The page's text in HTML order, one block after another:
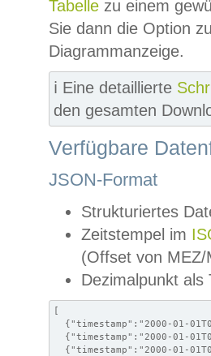
Tabelle zu einem
Sie dann die Option
Diagrammanzeige.
ℹ️ Eine detaillierte
den gesamten
Verfügbare
JSON-Format
Strukturiertes
Zeitstempel im
(Offset von MEZ/
Dezimalpunkt als
[
{"timestamp":"2000-01-
{"timestamp":"2000-01-
{"timestamp":"2000-01-